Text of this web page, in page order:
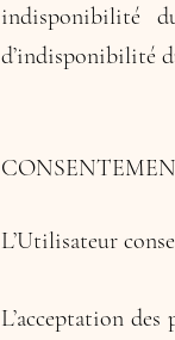
indisponibilité
d’indisponibilité
L’Utilisateur
L’acceptation